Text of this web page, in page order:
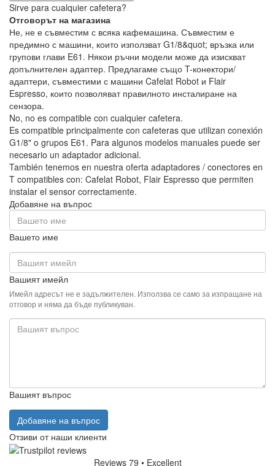
Sirve para cualquier cafetera?
Отговорът на магазина
Не, не е съвместим с всяка кафемашина. Съвместим е
предимно с машини, които използват G1/8&quot; връзка или
групови глави E61. Някои ръчни модели може да изискват
допълнителен адаптер. Предлагаме също T-конектори/
адаптери, съвместими с машини Cafelat Robot и Flair
Espresso, които позволяват правилното инсталиране на
сензора.
No, no es compatible con cualquier cafetera.
Es compatible principalmente con cafeteras que utilizan conexión
G1/8" o grupos E61. Para algunos modelos manuales puede ser
necesario un adaptador adicional.
También tenemos en nuestra oferta adaptadores / conectores en
T compatibles con: Cafelat Robot, Flair Espresso que permiten
instalar el sensor correctamente.
Добавяне на въпрос
Вашето име
Вашият имейл
Имейл адресът не е задължителен. Използва се само за изпращане на
отговор и няма да бъде публикуван.
Вашият въпрос
Добавяне на въпрос
Отзиви от наши клиенти
Reviews 79 • Excellent